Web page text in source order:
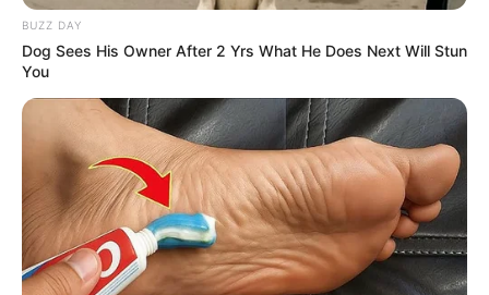
BUZZ DAY
Dog Sees His Owner After 2 Yrs What He Does Next Will Stun
You